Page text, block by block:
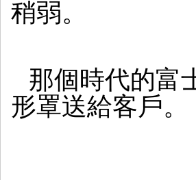
稍弱。
那個時代的富
形罩送給客戶。